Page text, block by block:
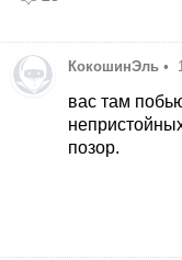
КокошинЭль •
вас там
позор.